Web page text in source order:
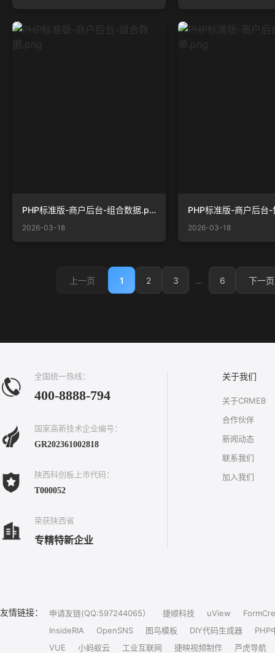
PHP标准版-商户后台-组合数据.png
2026-03-18 2026-03-18
上一页 1 2 3 ... 6 下一页
全国统一热线：
400-8888-794
国家高新技术企业编号：
GR202361002818
陕西科创板上市代码：
T000052
荣获陕西省
专精特新企业
关于我们
关于CRMEB
合作伙伴
新闻动态
联系我们
加入我们
友情链接： 申请友链(QQ:597244065） 捷顺科技 uView
InsideRIA
OpenSNS 图鸟模板 DIY代码生成器
PHP
VUE
小蚂蚁云 工业互联网 捷映视频制作 芦虎导航